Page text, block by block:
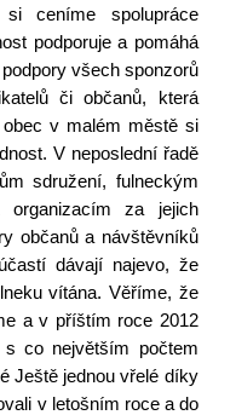
ceníme spolupráce
podporuje a pomáhá
všech sponzorů
či občanů, která
v malém městě si
V neposlední řadě
sdružení, fulneckým
organizacím za jejich
občanů a návštěvníků
dávají najevo, že
vítána. Věříme, že
a v příštím roce 2012
co největším počtem
Ještě jednou vřelé díky
v letošním roce a do